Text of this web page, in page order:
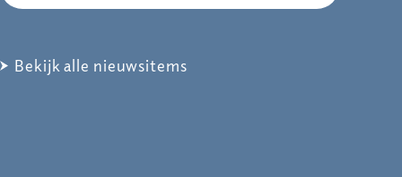
Bekijk alle nieuwsitems